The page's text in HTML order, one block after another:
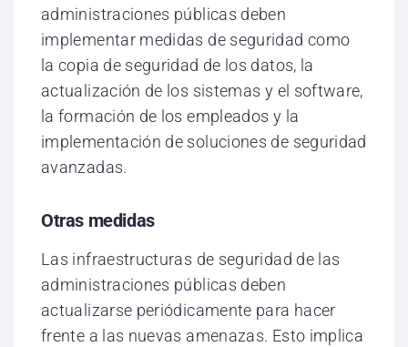
administraciones públicas deben
implementar medidas de seguridad como
la copia de seguridad de los datos, la
actualización de los sistemas y el software,
la formación de los empleados y la
implementación de soluciones de seguridad
avanzadas.
Otras medidas
Las infraestructuras de seguridad de las
administraciones públicas deben
actualizarse periódicamente para hacer
frente a las nuevas amenazas. Esto implica